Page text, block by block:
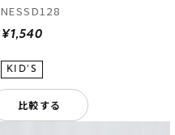
NESSD128
¥1,540
比較する